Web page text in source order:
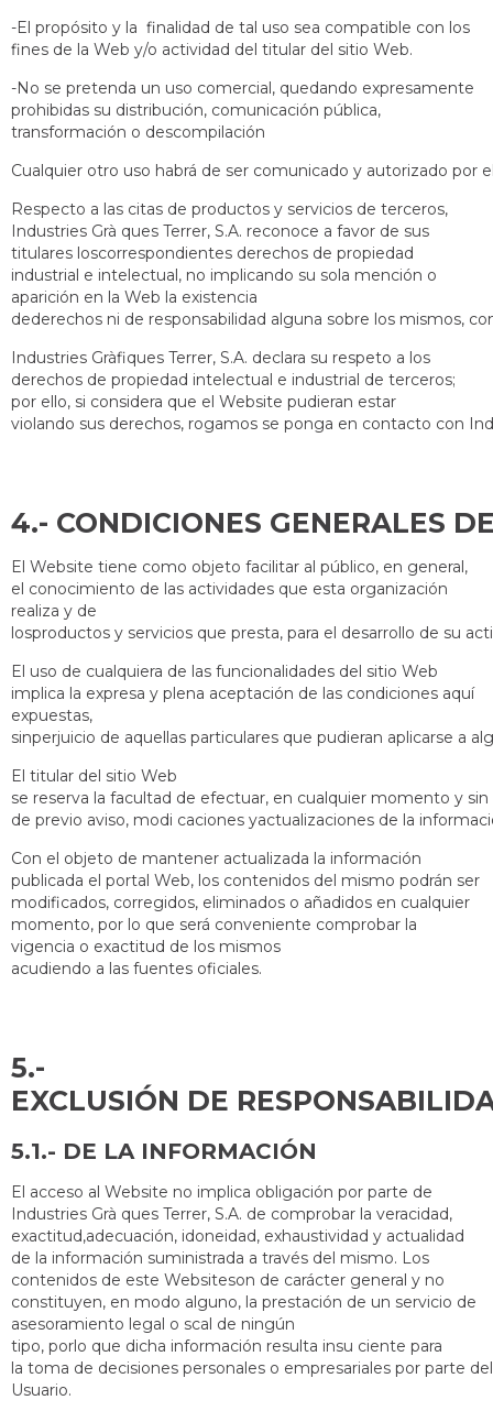
-El propósito y la finalidad de tal uso sea compatible con los
fines de la Web y/o actividad del titular del sitio Web.
-No se pretenda un uso comercial, quedando expresamente
prohibidas su distribución, comunicación pública,
transformación o descompilación
Cualquier otro uso habrá de ser comunicado y autorizado por
Respecto a las citas de productos y servicios de terceros,
Industries Grà ques Terrer, S.A. reconoce a favor de sus
titulares loscorrespondientes derechos de propiedad
industrial e intelectual, no implicando su sola mención o
aparición en la Web la existencia
dederechos ni de responsabilidad alguna sobre los mismos,
Industries Gràfiques Terrer, S.A. declara su respeto a los
derechos de propiedad intelectual e industrial de terceros;
por ello, si considera que el Website pudieran estar
violando sus derechos, rogamos se ponga en contacto con
4.-
El Website tiene como objeto facilitar al público, en general,
el conocimiento de las actividades que esta organización
realiza y de
losproductos y servicios que presta, para el desarrollo de su
El uso de cualquiera de las funcionalidades del sitio Web
implica la expresa y plena aceptación de las condiciones aquí
expuestas,
sinperjuicio de aquellas particulares que pudieran aplicarse a
El titular del sitio Web
se reserva la facultad de efectuar, en cualquier momento y sin
de previo aviso, modi caciones yactualizaciones de la
Con el objeto de mantener actualizada la información
publicada el portal Web, los contenidos del mismo podrán ser
modificados, corregidos, eliminados o añadidos en cualquier
momento, por lo que será conveniente comprobar la
vigencia o exactitud de los mismos
acudiendo a las fuentes oficiales.
5.-
5.1.- DE LA INFORMACIÓN
El acceso al Website no implica obligación por parte de
Industries Grà ques Terrer, S.A. de comprobar la veracidad,
exactitud,adecuación, idoneidad, exhaustividad y actualidad
de la información suministrada a través del mismo. Los
contenidos de este Websiteson de carácter general y no
constituyen, en modo alguno, la prestación de un servicio de
asesoramiento legal o scal de ningún
tipo, porlo que dicha información resulta insu ciente para
la toma de decisiones personales o empresariales por parte del
Usuario.